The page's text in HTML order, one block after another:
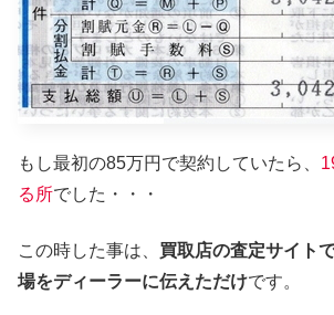
もし最初の85万円で契約していたら、
る所でした・・・
この時した事は、 買取店の査定サイト
場をディーラーに伝えただけです。